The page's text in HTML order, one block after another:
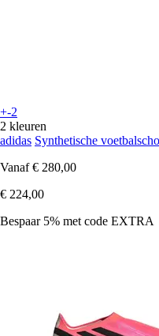
+-2
2 kleuren
adidas Synthetische
Vanaf € 280,00
€ 224,00
Bespaar 5% met code EXTRA